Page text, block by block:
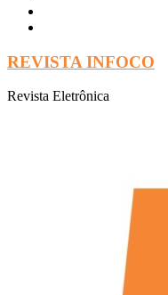
REVISTA INFOCO
Revista Eletrônica